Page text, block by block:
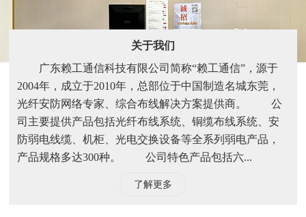
关于我们
广东赖工通信科技有限公司简称“赖工通信”，源于
2004年，成立于2010年，总部位于中国制造名城东莞，
光纤安防网络专家、综合布线解决方案提供商。 公
司主要提供产品包括光纤布线系统、铜缆布线系统、安
防弱电线缆、机柜、光电交换设备等全系列弱电产品，
产品规格多达300种。 公司特色产品包括六...
了解更多